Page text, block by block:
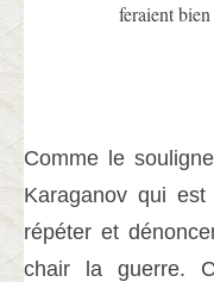
feraient
Comme le
Karaganov qui
répéter et
chair la guerre.